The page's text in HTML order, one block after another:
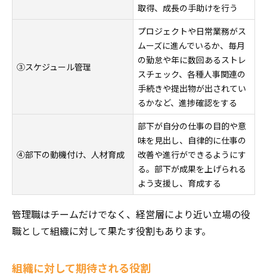
取得、成長の手助けを行う
③スケジュール管理
プロジェクトや日常業務がス
ムーズに進んでいるか、毎月
の勤怠や年に数回あるストレ
スチェック、各種人事関連の
手続きや提出物が出されてい
るかなど、進捗確認をする
④部下の動機付け、人材育成
部下が自分の仕事の目的や意
味を見出し、自律的に仕事の
改善や進行ができるようにす
る。部下が成果を上げられる
よう支援し、育成する
管理職はチームだけでなく、経営層により近い立場の役
職として組織に対して果たす役割もあります。
組織に対して期待される役割